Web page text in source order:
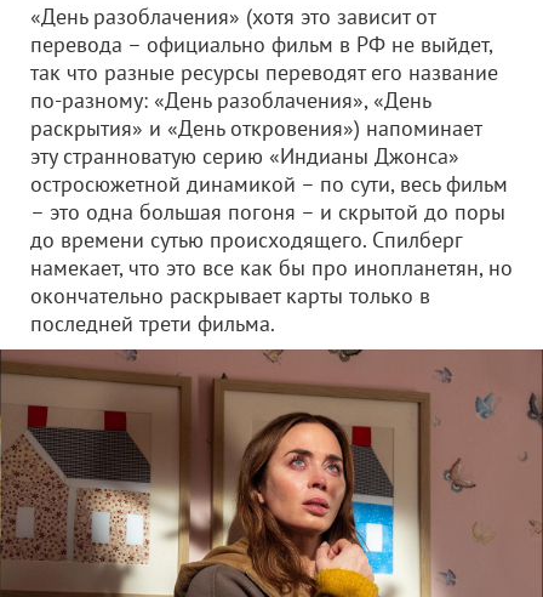
«День разоблачения» (хотя это зависит от
перевода – официально фильм в РФ не выйдет,
так что разные ресурсы переводят его название
по-разному: «День разоблачения», «День
раскрытия» и «День откровения») напоминает
эту странноватую серию «Индианы Джонса»
остросюжетной динамикой – по сути, весь фильм
– это одна большая погоня – и скрытой до поры
до времени сутью происходящего. Спилберг
намекает, что это все как бы про инопланетян, но
окончательно раскрывает карты только в
последней трети фильма.